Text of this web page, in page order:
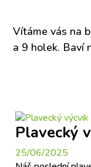
Vítáme vás na
a 9 holek. Baví
Plavecký
25/06/2025